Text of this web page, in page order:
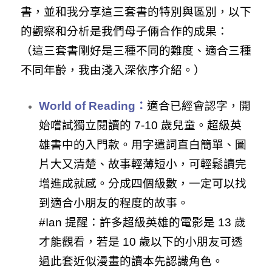
書，並和我分享這三套書的特別與區別，以下
的觀察和分析是我們母子倆合作的成果：
（這三套書剛好是三種不同的難度、適合三種
不同年齡，我由淺入深依序介紹。）
World of Reading： 適合已經會認字，開
始嚐試獨立閱讀的 7-10 歲兒童。超級英
雄書中的入門款。用字遣詞直白簡單、圖
片大又清楚、故事輕薄短小，可輕鬆讀完
增進成就感。分成四個級數，一定可以找
到適合小朋友的程度的故事。
#Ian 提醒：許多超級英雄的電影是 13 歲
才能觀看，若是 10 歲以下的小朋友可透
過此套近似漫畫的讀本先認識角色。